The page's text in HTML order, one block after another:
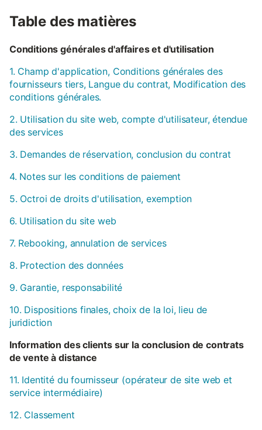
Table des matières
Conditions générales d'affaires et d'utilisation
1. Champ d'application, Conditions générales des
fournisseurs tiers, Langue du contrat, Modification des
conditions générales.
2. Utilisation du site web, compte d'utilisateur, étendue
des services
3. Demandes de réservation, conclusion du contrat
4. Notes sur les conditions de paiement
5. Octroi de droits d'utilisation, exemption
6. Utilisation du site web
7. Rebooking, annulation de services
8. Protection des données
9. Garantie, responsabilité
10. Dispositions finales, choix de la loi, lieu de
juridiction
Information des clients sur la conclusion de contrats
de vente à distance
11. Identité du fournisseur (opérateur de site web et
service intermédiaire)
12. Classement